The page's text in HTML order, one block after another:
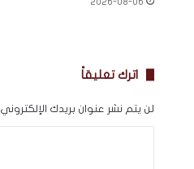
اترك تعليقاً
لن يتم نشر عنوان بريدك الإلكتروني.